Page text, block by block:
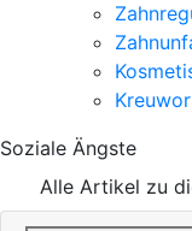
Soziale Ängste
Alle Artikel zu